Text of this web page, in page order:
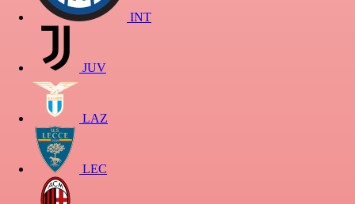
INT
JUV
LAZ
LEC